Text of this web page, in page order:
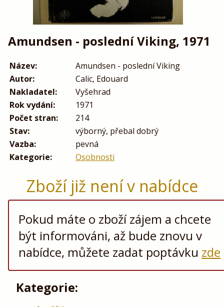
Amundsen - poslední Viking, 1971
Název:
Amundsen - poslední Viking
Autor:
Calic, Edouard
Nakladatel:
Vyšehrad
Rok vydání:
1971
Počet stran:
214
Stav:
výborný, přebal dobrý
Vazba:
pevná
Kategorie:
Osobnosti
Zboží již není v nabídce
Pokud máte o zboží zájem a chcete
být informováni, až bude znovu v
nabídce, můžete zadat poptávku zde
Kategorie: